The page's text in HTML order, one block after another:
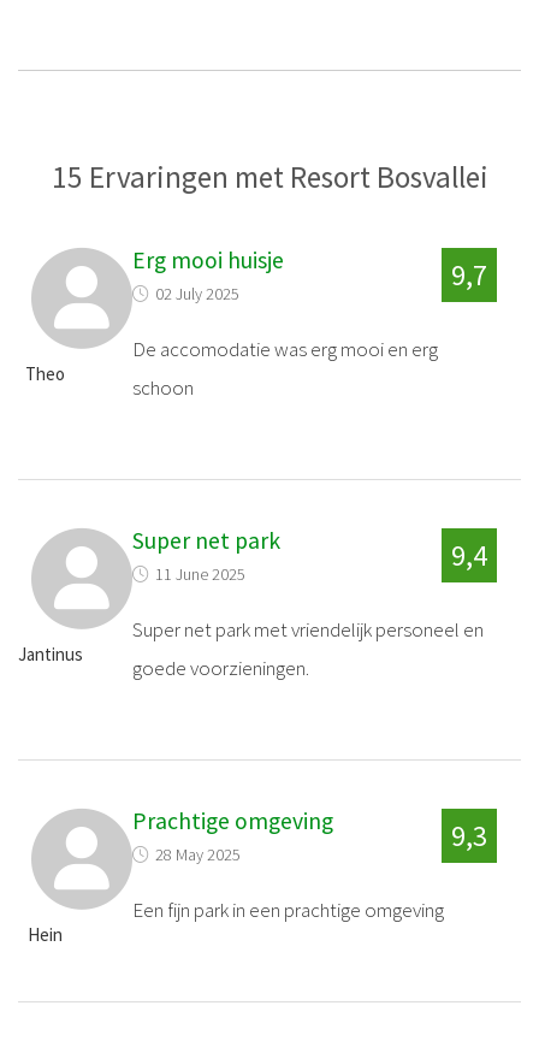
15 Ervaringen met Resort Bosvallei
Theo
Erg mooi huisje
02 July 2025
9,7
De accomodatie was erg mooi en erg
schoon
Jantinus
Super net park
11 June 2025
9,4
Super net park met vriendelijk personeel en
goede voorzieningen.
Hein
Prachtige omgeving
28 May 2025
9,3
Een fijn park in een prachtige omgeving